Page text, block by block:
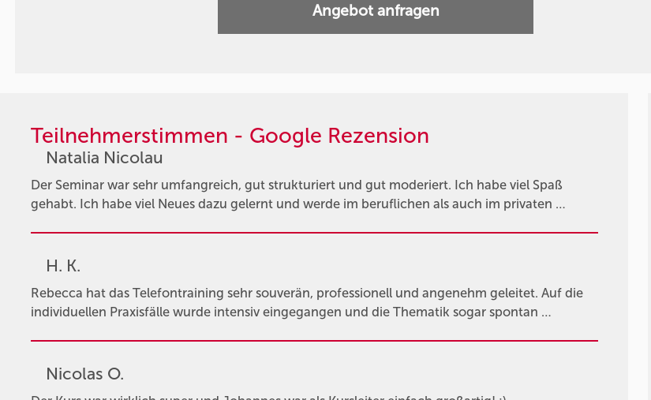
Angebot anfragen
Teilnehmerstimmen - Google Rezension
Natalia Nicolau
Der Seminar war sehr umfangreich, gut strukturiert und gut moderiert. Ich habe viel Spaß
gehabt. Ich habe viel Neues dazu gelernt und werde im beruflichen als auch im privaten …
H. K.
Rebecca hat das Telefontraining sehr souverän, professionell und angenehm geleitet. Auf die
individuellen Praxisfälle wurde intensiv eingegangen und die Thematik sogar spontan …
Nicolas O.